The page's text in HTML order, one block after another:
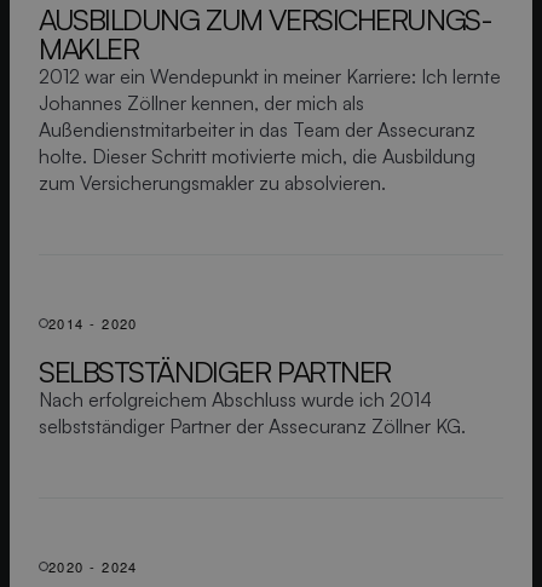
AUSBILDUNG ZUM VERSICHERUNGS­
MAKLER
2012 war ein Wendepunkt in meiner Karriere: Ich lernte
Johannes Zöllner kennen, der mich als
Außendienstmitarbeiter in das Team der Assecuranz
holte. Dieser Schritt motivierte mich, die Ausbildung
zum Versicherungsmakler zu absolvieren.
2014 - 2020
SELB­STSTÄNDIGER PARTNER
Nach erfolgreichem Abschluss wurde ich 2014
selbstständiger Partner der Assecuranz Zöllner KG.
2020 - 2024